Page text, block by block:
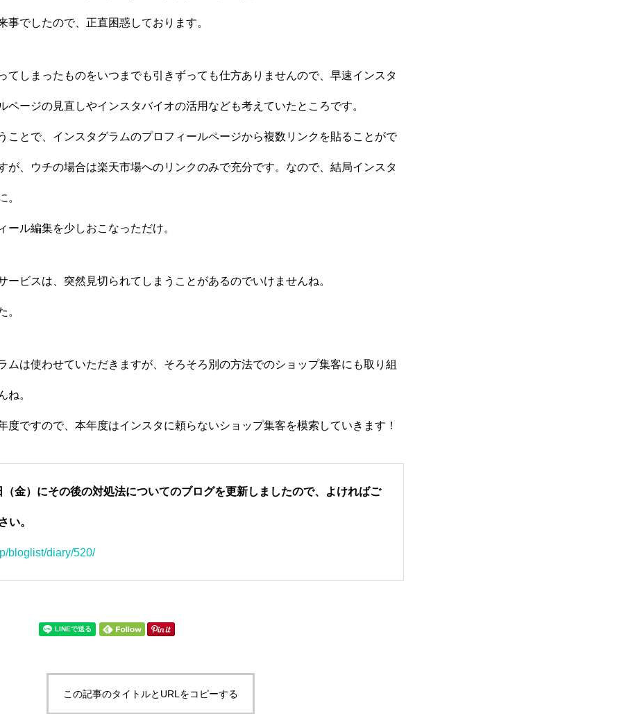
事でしたので、正直困惑しております。
てしまったものをいつまでも引きずっても仕方ありませんので、早速インスタ
ページの見直しやインスタバイオの活用なども考えていたところです。
ことで、インスタグラムのプロフィールページから複数リンクを貼ることがで
が、ウチの場合は楽天市場へのリンクのみで充分です。なので、結局インスタ
。
ール編集を少しおこなっただけ。
ービスは、突然見切られてしまうことがあるのでいけませんね。
。
ムは使わせていただきますが、そろそろ別の方法でのショップ集客にも取り組
ね。
度ですので、本年度はインスタに頼らないショップ集客を模索していきます！
金）にその後の対処法についてのブログを更新しましたので、よければご
い。
bloglist/diary/520/
この記事のタイトルとURLをコピーする